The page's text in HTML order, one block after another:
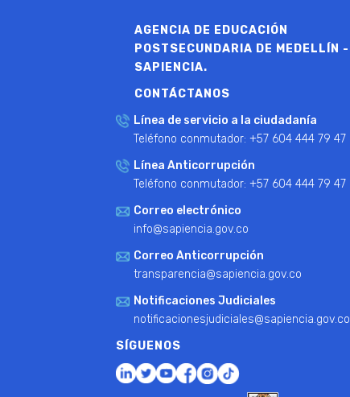
AGENCIA DE EDUCACIÓN
POSTSECUNDARIA DE MEDELLÍN -
SAPIENCIA.
CONTÁCTANOS
Línea de servicio a la ciudadanía
Teléfono conmutador: +57 604 444 79 47
Línea Anticorrupción
Teléfono conmutador: +57 604 444 79 47
Correo electrónico
info@sapiencia.gov.co
Correo Anticorrupción
transparencia@sapiencia.gov.co
Notificaciones Judiciales
notificacionesjudiciales@sapiencia.gov.co
SÍGUENOS